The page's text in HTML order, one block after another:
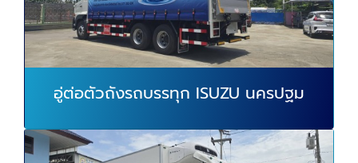
อู่ต่อตัวถังรถบรรทุก ISUZU นครปฐม